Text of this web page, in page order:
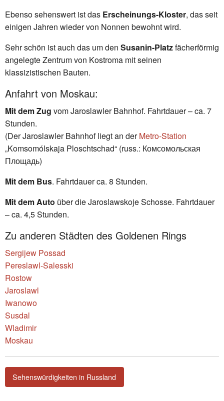
Ebenso sehenswert ist das Erscheinungs-Kloster, das seit
einigen Jahren wieder von Nonnen bewohnt wird.
Sehr schön ist auch das um den Susanin-Platzfächerförmig
angelegte Zentrum von Kostroma mit seinen
klassizistischen Bauten.
Anfahrt von Moskau:
Mit dem Zug vom Jaroslawler Bahnhof. Fahrtdauer – ca. 7
Stunden.
(Der Jaroslawler Bahnhof liegt an derMetro-Station
„Komsomólskaja Ploschtschad“ (russ.: Комсомольская
Площадь)
Mit dem Bus. Fahrtdauer ca. 8 Stunden.
Mit dem Auto über die Jaroslawskoje Schosse. Fahrtdauer
– ca. 4,5 Stunden.
Zu anderen Städten des Goldenen Rings
Sergijew Possad
Pereslawl-Salesski
Rostow
Jaroslawl
Iwanowo
Susdal
Wladimir
Moskau
Sehenswürdigkeiten in Russland